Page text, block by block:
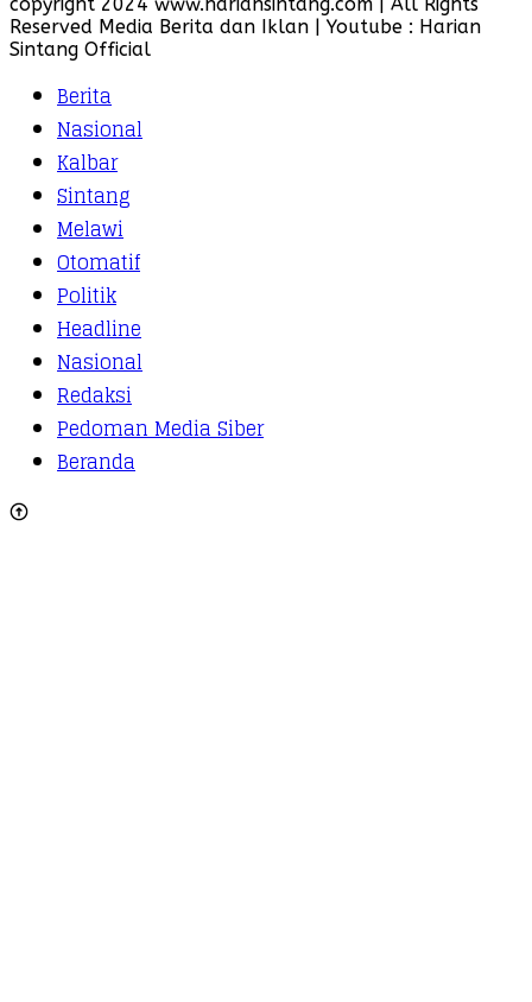
Reserved Media Berita dan Iklan | Youtube : Harian
Sintang Official
Berita
Nasional
Kalbar
Sintang
Melawi
Otomatif
Politik
Headline
Nasional
Redaksi
Pedoman Media Siber
Beranda